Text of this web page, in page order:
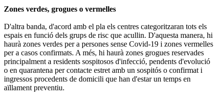
Zones verdes, grogues o vermelles
D'altra banda, d'acord amb el pla els centres categoritzaran tots els
espais en funció dels grups de risc que acullin. D'aquesta manera, hi
haurà zones verdes per a persones sense Covid-19 i zones vermelles
per a casos confirmats. A més, hi haurà zones grogues reservades
principalment a residents sospitosos d'infecció, pendents d'evolució
o en quarantena per contacte estret amb un sospitós o confirmat i
ingressos procedents de domicili que han d'estar un temps en
aïllament preventiu.